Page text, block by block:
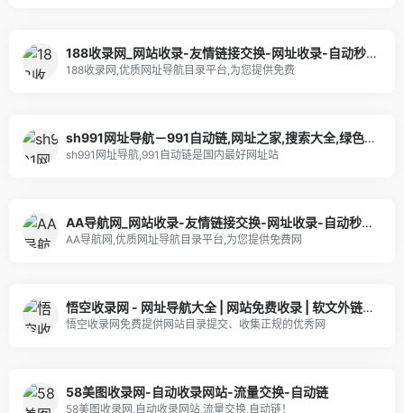
188收录网_网站收录-友情链接交换-网址收录-自动秒收录
188收录网,优质网址导航目录平台,为您提供免费
sh991网址导航－991自动链,网址之家,搜索大全,绿色,快速,安全的专业导航站
sh991网址导航,991自动链是国内最好网址站
AA导航网_网站收录-友情链接交换-网址收录-自动秒收录
AA导航网,优质网址导航目录平台,为您提供免费网
悟空收录网 - 网址导航大全 | 网站免费收录 | 软文外链发布平台
悟空收录网免费提供网站目录提交、收集正规的优秀网
58美图收录网-自动收录网站-流量交换-自动链
58美图收录网,自动收录网站,流量交换,自动链！